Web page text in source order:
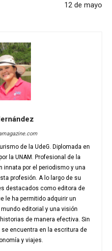
12 de mayo
de la UdeG. Diplomada en
la UNAM. Profesional de la
por el periodismo y una
profesión. A lo largo de su
destacados como editora de
le ha permitido adquirir un
editorial y una visión
de manera efectiva. Sin
encuentra en la escritura de
y viajes.